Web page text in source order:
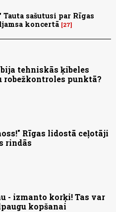
sašutusi par Rīgas
koncertā
27
tehniskās ķibeles
robežkontroles punktā?
Rīgas lidostā ceļotāji
rindās
- izmanto korķi! Tas var
kopšanai